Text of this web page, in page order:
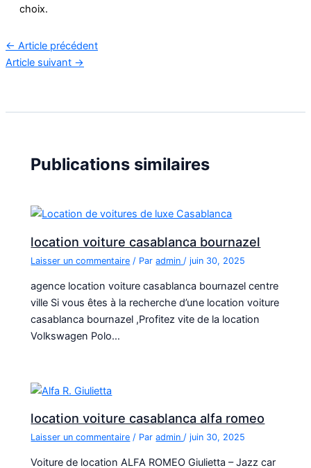
choix.
← Article précédent
Article suivant →
Publications similaires
location voiture casablanca bournazel
Laisser un commentaire / Paradmin /juin 30, 2025
agence location voiture casablanca bournazel centre
ville Si vous êtes à la recherche d’une location voiture
casablanca bournazel ,Profitez vite de la location
Volkswagen Polo…
location voiture casablanca alfa romeo
Laisser un commentaire / Paradmin /juin 30, 2025
Voiture de location ALFA ROMEO Giulietta – Jazz car